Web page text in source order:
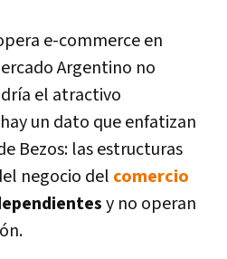
e-commerce en
Argentino no
el atractivo
un dato que enfatizan
Bezos: las estructuras
negocio del comercio
y no operan